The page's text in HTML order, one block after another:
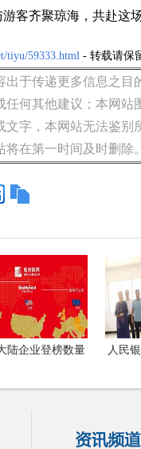
客齐聚琼海，共赴这
tiyu/59333.html- 转载请保
出于传递更多信息之目
任何其他建议；本网
文字，本网站无法鉴
在第一时间及时删除。
陆企业登榜数量
人民